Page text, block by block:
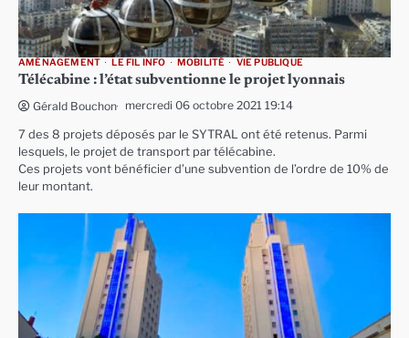
AMÉNAGEMENT LE FIL INFO MOBILITÉ VIE PUBLIQUE
Télécabine : l’état subventionne le projet lyonnais
Gérald Bouchon mercredi 06 octobre 2021 19:14
7 des 8 projets déposés par le SYTRAL ont été retenus. Parmi
lesquels, le projet de transport par télécabine.
Ces projets vont bénéficier d’une subvention de l’ordre de 10% de
leur montant.